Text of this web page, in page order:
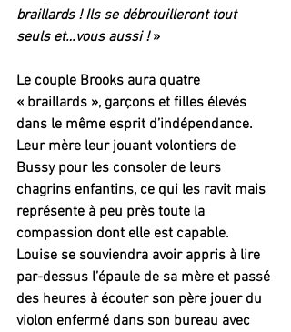
braillards ! Ils se débrouilleront tout
seuls et…vous aussi ! »
Le couple Brooks aura quatre
« braillards », garçons et filles élevés
dans le même esprit d’indépendance.
Leur mère leur jouant volontiers de
Bussy pour les consoler de leurs
chagrins enfantins, ce qui les ravit mais
représente à peu près toute la
compassion dont elle est capable.
Louise se souviendra avoir appris à lire
par-dessus l’épaule de sa mère et passé
des heures à écouter son père jouer du
violon enfermé dans son bureau avec